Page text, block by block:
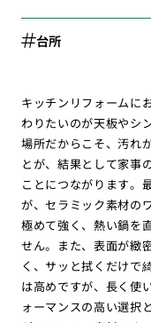
台所
キッチンリフォームに
わりたいのが天板やシ
場所だからこそ、汚れ
とが、結果として家事
ことにつながります。
が、セラミック素材の
極めて強く、熱い鍋を
せん。また、表面が緻
く、サッと拭くだけで
は高めですが、長く使
ォーマンスの高い選択